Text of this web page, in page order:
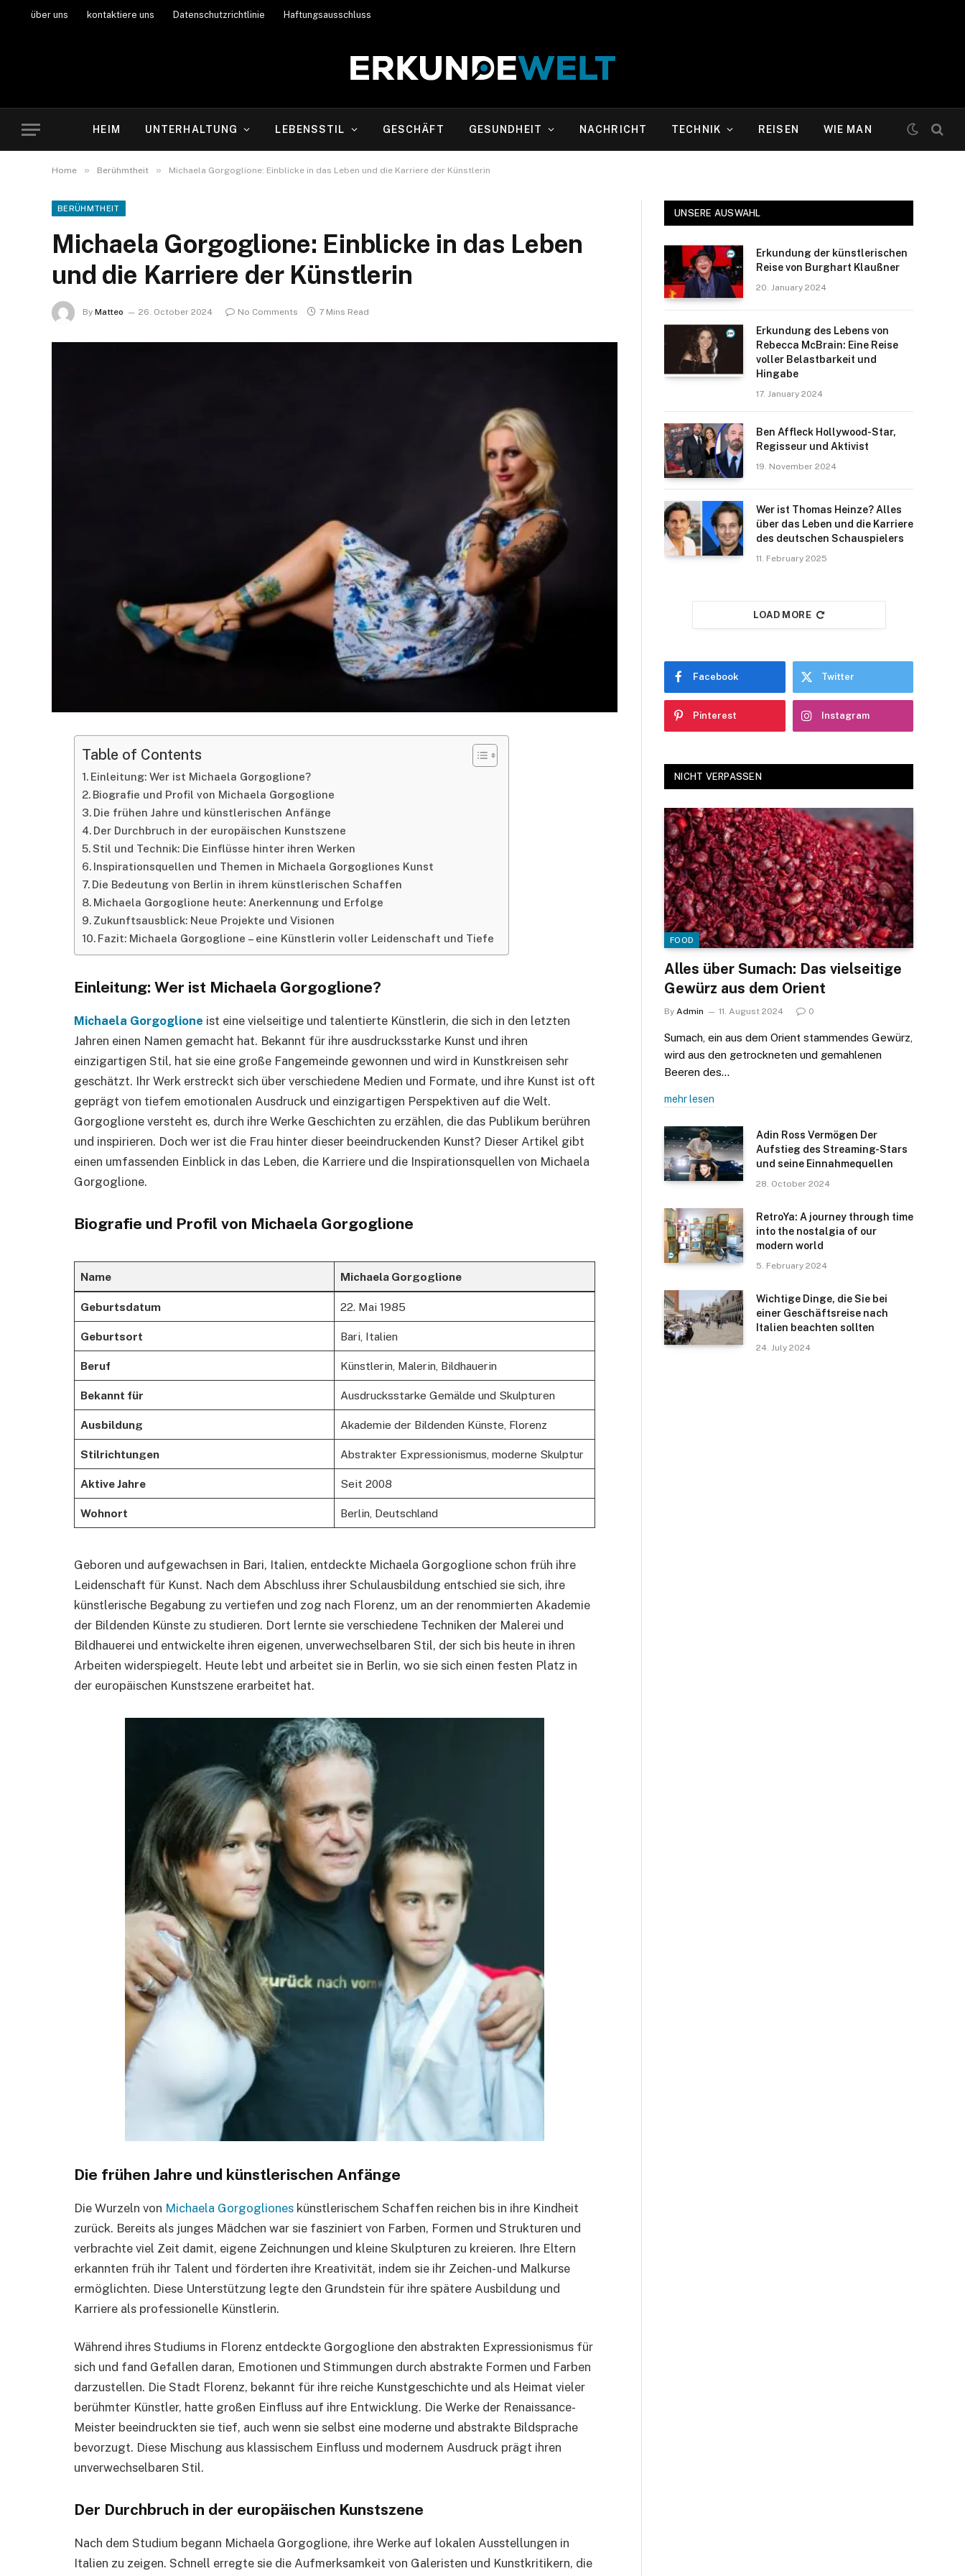
über uns kontaktiere uns Datenschutzrichtlinie Haftungsausschluss
HEIM UNTERHALTUNG LEBENSSTIL GESCHÄFT GESUNDHEIT NACHRICHT TECHNIK REISEN WIE MAN
Home » Berühmtheit » Michaela Gorgoglione: Einblicke in das Leben und die Karriere der Künstlerin
BERÜHMTHEIT
Michaela Gorgoglione: Einblicke in das Leben
und die Karriere der Künstlerin
By Matteo 26. October 2024 No Comments 7 Mins Read
Table of Contents
Einleitung: Wer ist Michaela Gorgoglione?
Biografie und Profil von Michaela Gorgoglione
Die frühen Jahre und künstlerischen Anfänge
Der Durchbruch in der europäischen Kunstszene
Stil und Technik: Die Einflüsse hinter ihren Werken
Inspirationsquellen und Themen in Michaela Gorgogliones Kunst
Die Bedeutung von Berlin in ihrem künstlerischen Schaffen
Michaela Gorgoglione heute: Anerkennung und Erfolge
Zukunftsausblick: Neue Projekte und Visionen
Fazit: Michaela Gorgoglione – eine Künstlerin voller Leidenschaft und Tiefe
Einleitung: Wer ist Michaela Gorgoglione?
Michaela Gorgoglione ist eine vielseitige und talentierte Künstlerin, die sich in den letzten
Jahren einen Namen gemacht hat. Bekannt für ihre ausdrucksstarke Kunst und ihren
einzigartigen Stil, hat sie eine große Fangemeinde gewonnen und wird in Kunstkreisen sehr
geschätzt. Ihr Werk erstreckt sich über verschiedene Medien und Formate, und ihre Kunst ist oft
geprägt von tiefem emotionalen Ausdruck und einzigartigen Perspektiven auf die Welt.
Gorgoglione versteht es, durch ihre Werke Geschichten zu erzählen, die das Publikum berühren
und inspirieren. Doch wer ist die Frau hinter dieser beeindruckenden Kunst? Dieser Artikel gibt
einen umfassenden Einblick in das Leben, die Karriere und die Inspirationsquellen von Michaela
Gorgoglione.
Biografie und Profil von Michaela Gorgoglione
Name Michaela Gorgoglione
Geburtsdatum 22. Mai 1985
Geburtsort Bari, Italien
Beruf Künstlerin, Malerin, Bildhauerin
Bekannt für Ausdrucksstarke Gemälde und Skulpturen
Ausbildung Akademie der Bildenden Künste, Florenz
Stilrichtungen Abstrakter Expressionismus, moderne Skulptur
Aktive Jahre Seit 2008
Wohnort Berlin, Deutschland
Geboren und aufgewachsen in Bari, Italien, entdeckte Michaela Gorgoglione schon früh ihre
Leidenschaft für Kunst. Nach dem Abschluss ihrer Schulausbildung entschied sie sich, ihre
künstlerische Begabung zu vertiefen und zog nach Florenz, um an der renommierten Akademie
der Bildenden Künste zu studieren. Dort lernte sie verschiedene Techniken der Malerei und
Bildhauerei und entwickelte ihren eigenen, unverwechselbaren Stil, der sich bis heute in ihren
Arbeiten widerspiegelt. Heute lebt und arbeitet sie in Berlin, wo sie sich einen festen Platz in
der europäischen Kunstszene erarbeitet hat.
Die frühen Jahre und künstlerischen Anfänge
Die Wurzeln von Michaela Gorgogliones künstlerischem Schaffen reichen bis in ihre Kindheit
zurück. Bereits als junges Mädchen war sie fasziniert von Farben, Formen und Strukturen und
verbrachte viel Zeit damit, eigene Zeichnungen und kleine Skulpturen zu kreieren. Ihre Eltern
erkannten früh ihr Talent und förderten ihre Kreativität, indem sie ihr Zeichen- und Malkurse
ermöglichten. Diese Unterstützung legte den Grundstein für ihre spätere Ausbildung und
Karriere als professionelle Künstlerin.
Während ihres Studiums in Florenz entdeckte Gorgoglione den abstrakten Expressionismus für
sich und fand Gefallen daran, Emotionen und Stimmungen durch abstrakte Formen und Farben
darzustellen. Die Stadt Florenz, bekannt für ihre reiche Kunstgeschichte und als Heimat vieler
berühmter Künstler, hatte großen Einfluss auf ihre Entwicklung. Die Werke der Renaissance-
Meister beeindruckten sie tief, auch wenn sie selbst eine moderne und abstrakte Bildsprache
bevorzugt. Diese Mischung aus klassischem Einfluss und modernem Ausdruck prägt ihren
unverwechselbaren Stil.
Der Durchbruch in der europäischen Kunstszene
Nach dem Studium begann Michaela Gorgoglione, ihre Werke auf lokalen Ausstellungen in
Italien zu zeigen. Schnell erregte sie die Aufmerksamkeit von Galeristen und Kunstkritikern, die
UNSERE AUSWAHL
Erkundung der künstlerischen
Reise von Burghart Klaußner
20. January 2024
Erkundung des Lebens von
Rebecca McBrain: Eine Reise
voller Belastbarkeit und
Hingabe
17. January 2024
Ben Affleck Hollywood-Star,
Regisseur und Aktivist
19. November 2024
Wer ist Thomas Heinze? Alles
über das Leben und die Karriere
des deutschen Schauspielers
11. February 2025
LOAD MORE
Facebook Twitter
Pinterest Instagram
NICHT VERPASSEN
FOOD
Alles über Sumach: Das vielseitige
Gewürz aus dem Orient
By Admin 11. August 2024 0
Sumach, ein aus dem Orient stammendes Gewürz,
wird aus den getrockneten und gemahlenen
Beeren des…
mehr lesen
Adin Ross Vermögen Der
Aufstieg des Streaming-Stars
und seine Einnahmequellen
28. October 2024
RetroYa: A journey through time
into the nostalgia of our
modern world
5. February 2024
Wichtige Dinge, die Sie bei
einer Geschäftsreise nach
Italien beachten sollten
24. July 2024